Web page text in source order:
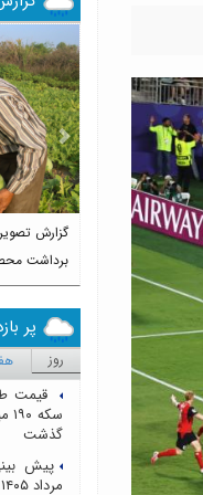
گزارش
برداشت
Next
پر
روز
گذشت
مرداد ۱۴۰۵. بازار در انتظار تثبیت یا ادامه رشد؟